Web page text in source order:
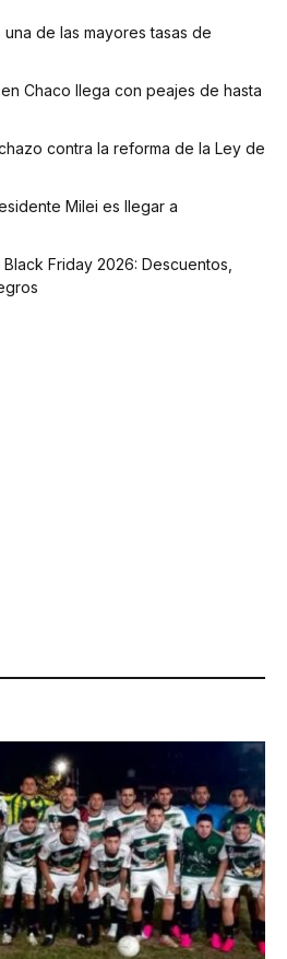
de las mayores tasas de
Chaco llega con peajes de hasta
contra la reforma de la Ley de
Milei es llegar a
Friday 2026: Descuentos,